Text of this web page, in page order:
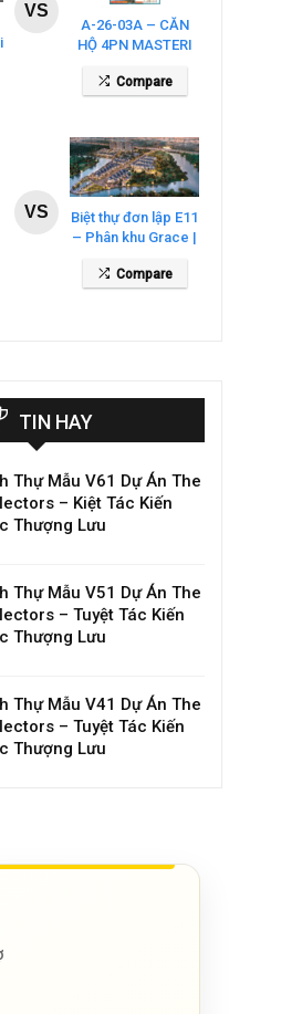
VS
A-26-03A – CĂN
HỘ 4PN MASTERI
COSMO CENTRAL
– THE GLOBAL
Compare
VS
Biệt thự đơn lập E11
– Phân khu Grace |
Waters
Compare
TIN HAY
Thự Mẫu V61 Dự Án The
– Kiệt Tác Kiến
Thượng Lưu
Thự Mẫu V51 Dự Án The
– Tuyệt Tác Kiến
Thượng Lưu
Thự Mẫu V41 Dự Án The
– Tuyệt Tác Kiến
Thượng Lưu